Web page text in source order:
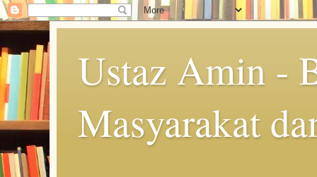
Ustaz Amin -
Masyarakat